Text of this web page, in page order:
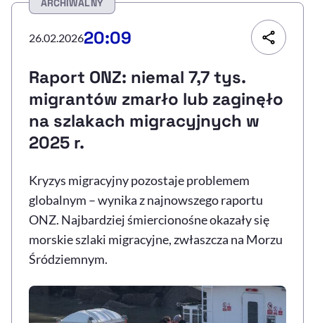
Sprawdź, jak i dlaczego zwiększamy dostępność, otwiera się w nowym
Deklaracja dostępności
ARCHIWALNY
26.02.202620:09
Raport ONZ: niemal 7,7 tys.
migrantów zmarło lub zaginęło
na szlakach migracyjnych w
2025 r.
Kryzys migracyjny pozostaje problemem
globalnym – wynika z najnowszego raportu
ONZ. Najbardziej śmiercionośne okazały się
morskie szlaki migracyjne, zwłaszcza na Morzu
Śródziemnym.